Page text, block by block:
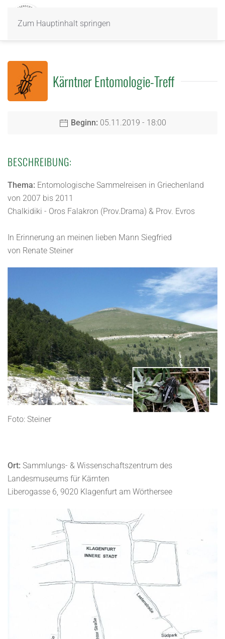
Zum Hauptinhalt springen
Kärntner Entomologie-Treff
Beginn: 05.11.2019 - 18:00
BESCHREIBUNG:
Thema: Entomologische Sammelreisen in Griechenland
von 2007 bis 2011
Chalkidiki - Oros Falakron (Prov.Drama) & Prov. Evros
In Erinnerung an meinen lieben Mann Siegfried
von Renate Steiner
Foto: Steiner
Ort: Sammlungs- & Wissenschaftszentrum des
Landesmuseums für Kärnten
Liberogasse 6, 9020 Klagenfurt am Wörthersee